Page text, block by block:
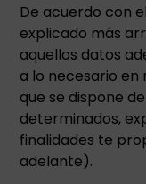
De acuerdo con
explicado más
aquellos datos
a lo necesario en
que se dispone
determinados,
finalidades te
adelante).